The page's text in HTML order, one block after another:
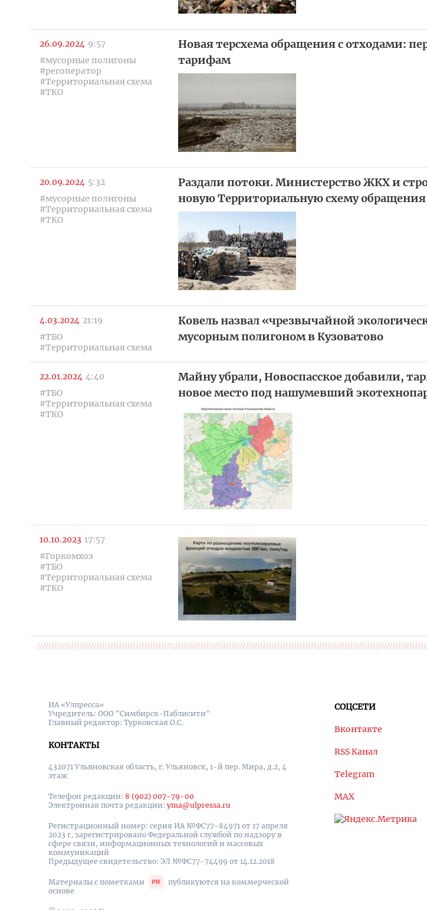
26.09.2024 9:57
#мусорные полигоны
#регоператор
#Территориальная схема
#ТКО
Новая терсхема обращения с отходами:
тарифам
20.09.2024 5:32
#мусорные полигоны
#Территориальная схема
#ТКО
Раздали потоки. Министерство ЖКХ и
новую Территориальную схему
4.03.2024 21:19
#ТБО
#Территориальная схема
Ковель назвал «чрезвычайной
мусорным полигоном в Кузоватово
22.01.2024 4:40
#ТБО
#Территориальная схема
#ТКО
Майну убрали, Новоспасское добавили,
новое место под нашумевший
10.10.2023 17:57
#Горкомхоз
#ТБО
#Территориальная схема
#ТКО
ИА «Улпресса»
Учредитель: ООО "Симбирск-Паблисити"
Главный редактор: Турковская О.С.
КОНТАКТЫ
432071 Ульяновская область, г. Ульяновск, 1-й пер. Мира, д.2, 4
этаж
Телефон редакции: 8 (902) 007-79-00
Электронная почта редакции: yma@ulpressa.ru
Регистрационный номер: серия ИА №ФС77-84971 от 17 апреля
2023 г, зарегистрировано Федеральной службой по надзору в
сфере связи, информационных технологий и массовых
коммуникаций
Предыдущее свидетельство: ЭЛ №ФС77-74499 от 14.12.2018
Материалы с пометками
публикуются на коммерческой
основе
СОЦСЕТИ
Вконтакте
RSS Канал
Telegram
MAX